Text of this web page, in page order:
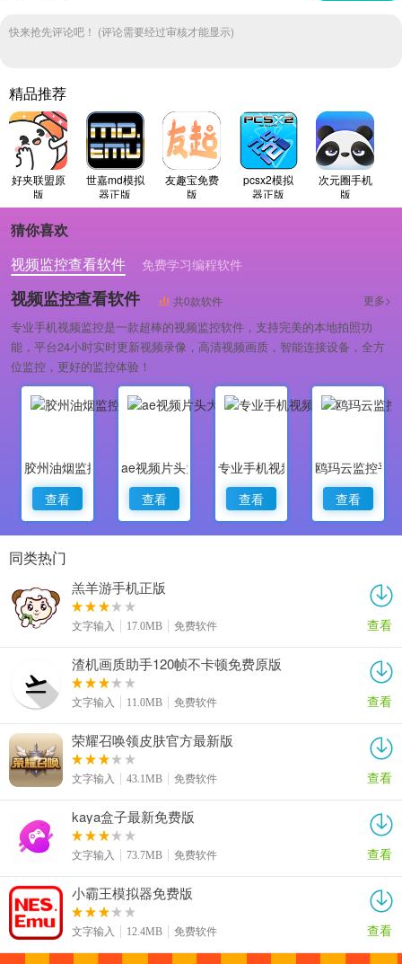
快来抢先评论吧！ (评论需要经过审核才能显示)
精品推荐
好夹联盟原
版
世嘉md模拟
器正版
友趣宝免费
版
pcsx2模拟
器正版
次元圈手机
版
猜你喜欢
视频监控查看软件
免费学习编程软件
专业做婚礼策划的软件
视频监控查看软件 共0款软件 更多>
专业手机视频监控是一款超棒的视频监控软件，支持完美的本地拍照功
能，平台24小时实时更新视频录像，高清视频画质，智能连接设备，全方
位监控，更好的监控体验！
胶州油烟监控
查看
ae视频片头大师
查看
专业手机视频监控
查看
鸥玛云监控平
查看
同类热门
羔羊游手机正版
文字输入 17.0MB 免费软件 查看
渣机画质助手120帧不卡顿免费原版
文字输入 11.0MB 免费软件 查看
荣耀召唤领皮肤官方最新版
文字输入 43.1MB 免费软件 查看
kaya盒子最新免费版
文字输入 73.7MB 免费软件 查看
小霸王模拟器免费版
文字输入 12.4MB 免费软件 查看